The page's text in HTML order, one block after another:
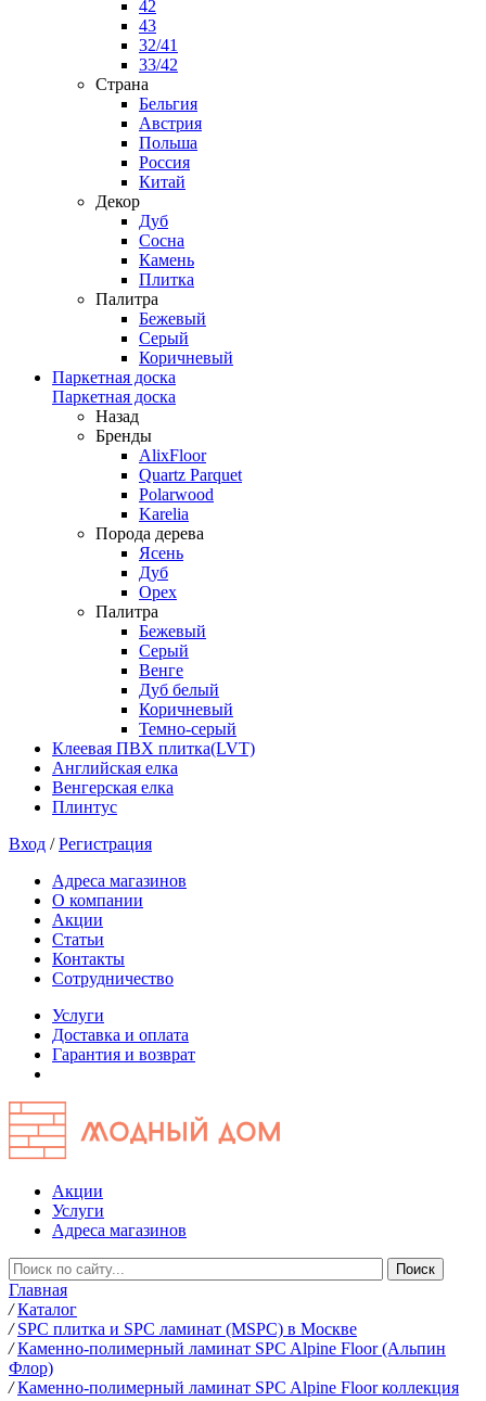
42
43
32/41
33/42
Страна
Бельгия
Австрия
Польша
Россия
Китай
Декор
Дуб
Сосна
Камень
Плитка
Палитра
Бежевый
Серый
Коричневый
Паркетная доска
Паркетная доска
Назад
Бренды
AlixFloor
Quartz Parquet
Polarwood
Karelia
Порода дерева
Ясень
Дуб
Орех
Палитра
Бежевый
Серый
Венге
Дуб белый
Коричневый
Темно-серый
Клеевая ПВХ плитка(LVT)
Английская елка
Венгерская елка
Плинтус
Вход /Регистрация
Адреса магазинов
О компании
Акции
Статьи
Контакты
Сотрудничество
Услуги
Доставка и оплата
Гарантия и возврат
Акции
Услуги
Адреса магазинов
Главная
/ Каталог
/ SPC плитка и SPC ламинат (MSPC) в Москве
/ Каменно-полимерный ламинат SPC Alpine Floor (Альпин
Флор)
/ Каменно-полимерный ламинат SPC Alpine Floor коллекция